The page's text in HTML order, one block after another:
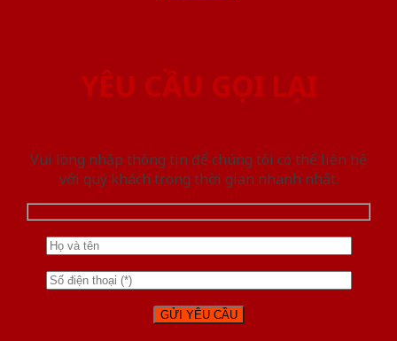
YÊU CẦU GỌI LẠI
Vui lòng nhập thông tin để chúng tôi có thể liên hệ
với quý khách trong thời gian nhanh nhất.